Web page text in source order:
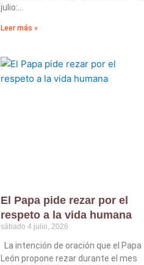
julio:
Leer más »
El Papa pide rezar por el
respeto a la vida humana
sábado 4 julio, 2026
La intención de oración que el Papa
León propone rezar durante el mes